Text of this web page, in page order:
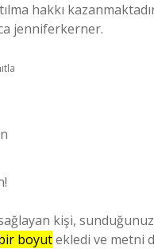
hakkı
jenniferkerner.
kişi,
boyutekledi ve metni